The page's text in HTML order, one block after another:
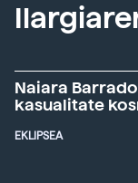
Naiara
kasualitate
EKLIPSEA